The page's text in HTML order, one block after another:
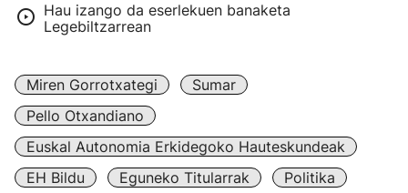
Hau izango da eserlekuen banaketa
Legebiltzarrean
Miren Gorrotxategi
Sumar
Pello Otxandiano
Euskal Autonomia Erkidegoko Hauteskundeak
EH Bildu
Eguneko Titularrak
Politika